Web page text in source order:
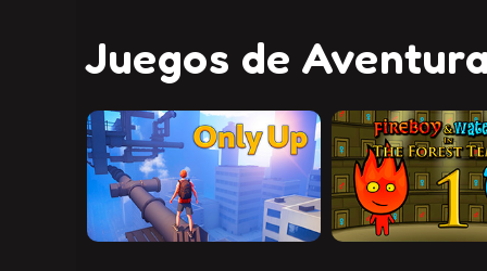
Juegos de